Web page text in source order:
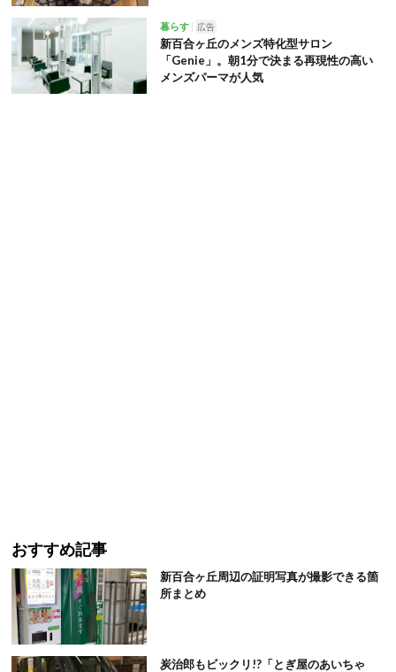
暮らす 広告
新百合ヶ丘のメンズ特化型サロン
「Genie」。朝1分で決まる再現性の高い
メンズパーマが人気
おすすめ記事
新百合ヶ丘周辺の証明写真が撮影できる箇
所まとめ
炭治郎もビックリ!?「とぎ屋のあいちゃ